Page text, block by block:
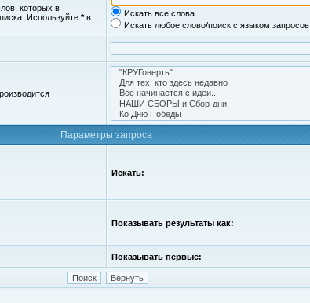
которых в
Используйте *в
Искать все слова
Искать любое слово/поиск с языком запросов
Параметры запроса
Искать:
Показывать результаты как:
Показывать первые: